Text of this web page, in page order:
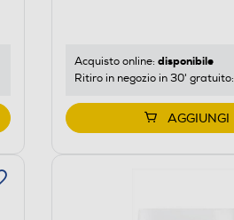
Acquisto online: disponibile
Ritiro in negozio in 30' gratuito:
AGGIUNGI